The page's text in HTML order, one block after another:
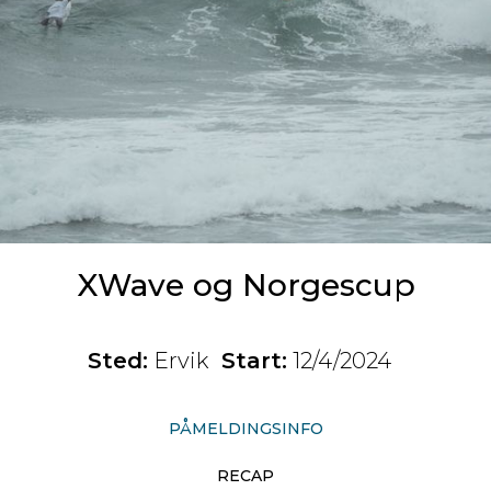
XWave og Norgescup
Sted: Ervik Start: 12/4/2024
PÅMELDINGSINFO
RECAP